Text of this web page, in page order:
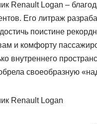
Renault Logan –
Его литраж
поистине
и комфорту
внутреннего
своеобразную
Renault Logan